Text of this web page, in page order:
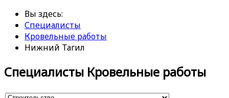
Вы здесь:
Специалисты
Кровельные работы
Нижний Тагил
Специалисты Кровельные работы